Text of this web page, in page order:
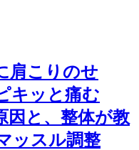
肩こりのせ
キッと痛む
因と、整体が教
ッスル調整